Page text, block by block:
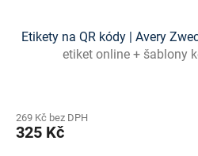
Etikety na QR kódy | Avery
etiket online + šablony
269 Kč bez DPH
325 Kč